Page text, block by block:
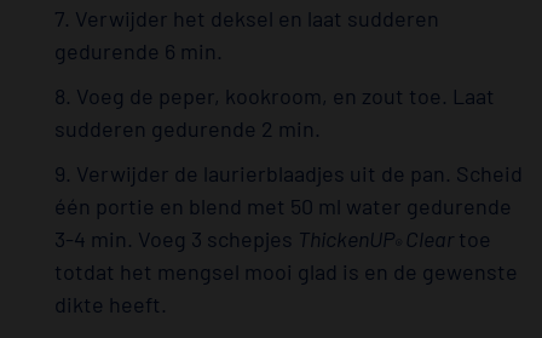
7. Verwijder het deksel en laat sudderen
gedurende 6 min.
8. Voeg de peper, kookroom, en zout toe. Laat
sudderen gedurende 2 min.
9. Verwijder de laurierblaadjes uit de pan. Scheid
één portie en blend met 50 ml water gedurende
3-4 min. Voeg 3 schepjes ThickenUP Clear toe
totdat het mengsel mooi glad is en de gewenste
dikte heeft.